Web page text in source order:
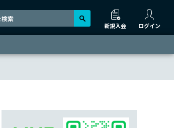
新規入会 ログイン